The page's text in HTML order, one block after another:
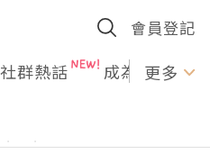
會員登記
社群熱話 成為U更多